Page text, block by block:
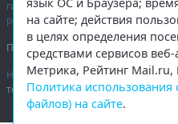
гиперссылка на region29.ru
разрешения администрации
Правовая информация
На информационном ресурсе
технологии.
на сайте; действия
в целях определения
средствами сервисов
Метрика, Рейтинг Mail.ru,
Политика использования
файлов) на сайте.